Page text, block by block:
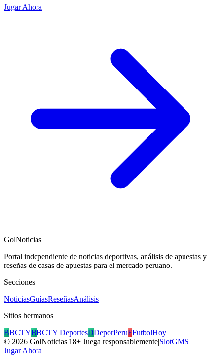
Jugar Ahora
GolNoticias
Portal independiente de noticias deportivas, análisis de apuestas y
reseñas de casas de apuestas para el mercado peruano.
Secciones
NoticiasGuíasReseñasAnálisis
Sitios hermanos
BBCTYBBCTY DeportesDDeporPeruFFutbolHoy
© 2026 GolNoticias|18+ Juega responsablemente|SlotGMS
Jugar Ahora